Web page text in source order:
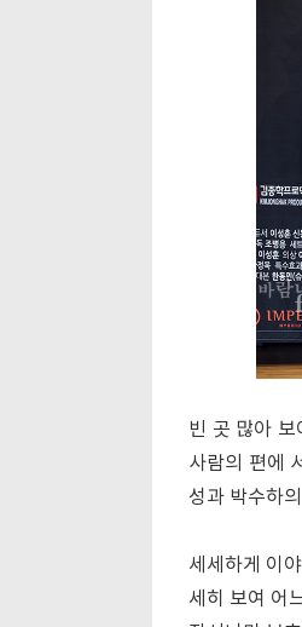
빈 곳 많아 보
사람의 편에
성과 박수하
세세하게 이
세히 보여 어